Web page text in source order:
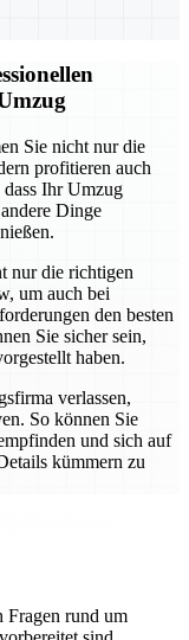
Sie nicht nur die
profitieren auch
dass Ihr Umzug
Dinge
nur die richtigen
um auch bei
den besten
Sie sicher sein,
haben.
verlassen,
So können Sie
und sich auf
kümmern zu
Fragen rund um